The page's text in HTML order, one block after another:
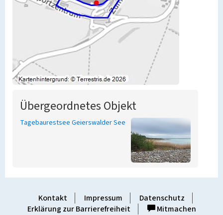
Übergeordnetes Objekt
Tagebaurestsee Geierswalder See
Kontakt Impressum
Datenschutz
Erklärung zur Barrierefreiheit
Mitmachen